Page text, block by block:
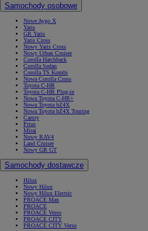
Samochody osobowe
Nowe Aygo X
Yaris
GR Yaris
Yaris Cross
Nowy Yaris Cross
Nowy Urban Cruiser
Corolla Hatchback
Corolla Sedan
Corolla TS Kombi
Nowa Corolla Cross
Toyota C-HR
Toyota C-HR Plug-in
Nowa Toyota C-HR+
Nowa Toyota bZ4X
Nowa Toyota bZ4X Touring
Camry
Prius
Mirai
Nowy RAV4
Land Cruiser
Nowy GR GT
Samochody dostawcze
Hilux
Nowy Hilux
Nowy Hilux Electric
PROACE Max
PROACE
PROACE Verso
PROACE CITY
PROACE CITY Verso